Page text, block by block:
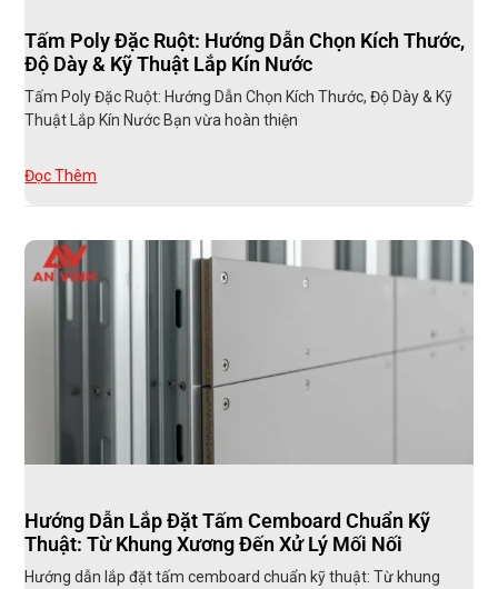
Tấm Poly Đặc Ruột: Hướng Dẫn Chọn Kích Thước,
Độ Dày & Kỹ Thuật Lắp Kín Nước
Tấm Poly Đặc Ruột: Hướng Dẫn Chọn Kích Thước, Độ Dày & Kỹ
Thuật Lắp Kín Nước Bạn vừa hoàn thiện
Đọc Thêm
Hướng Dẫn Lắp Đặt Tấm Cemboard Chuẩn Kỹ
Thuật: Từ Khung Xương Đến Xử Lý Mối Nối
Hướng dẫn lắp đặt tấm cemboard chuẩn kỹ thuật: Từ khung